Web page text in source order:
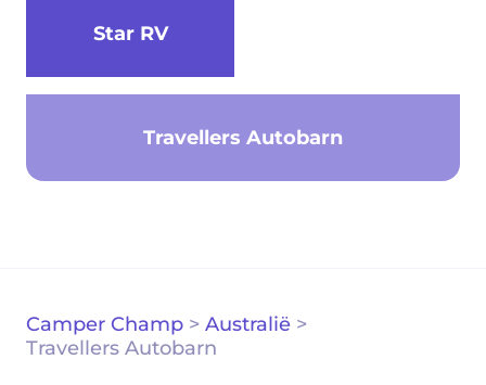
Star RV
Travellers Autobarn
Camper Champ > Australië >
Travellers Autobarn